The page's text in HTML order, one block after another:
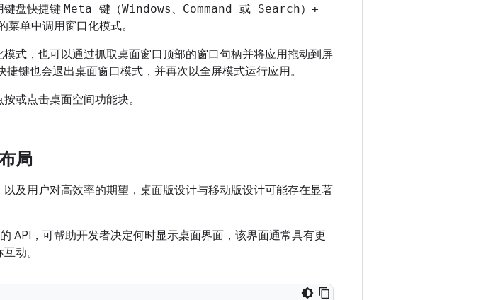
键盘快捷键 Meta 键（Windows、Command 或 Search）+
菜单中调用窗口化模式。
式，也可以通过抓取桌面窗口顶部的窗口句柄并将应用拖动到屏
捷键也会退出桌面窗口模式，并再次以全屏模式运行应用。
或点击桌面空间功能块。
局
及用户对高效率的期望，桌面版设计与移动版设计可能存在显著
API，可帮助开发者决定何时显示桌面界面，该界面通常具有更
动。